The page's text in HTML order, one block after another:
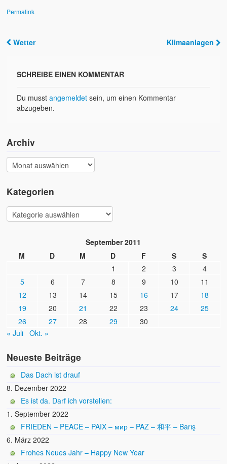
Permalink
Wetter Klimaanlagen
SCHREIBE EINEN KOMMENTAR
Du musstangemeldet sein, um einen Kommentar
abzugeben.
Archiv
Kategorien
September 2011
M
D M D F S
S
1
2 3
4
5
6 7 8 9 10
11
12
13 14 15 16 17
18
19
20 21 22 23 24
25
26
27 28 29
30
« Juli
Okt. »
Neueste Beiträge
Das Dach ist drauf
8. Dezember 2022
Es ist da. Darf ich vorstellen:
1. September 2022
FRIEDEN – PEACE – PAIX – мир – PAZ – 和平 – Barış
6. März 2022
Frohes Neues Jahr – Happy New Year